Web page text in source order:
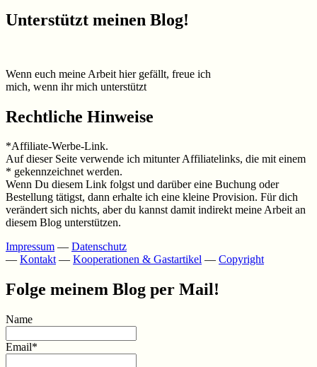
Unterstützt meinen Blog!
Wenn euch meine Arbeit hier gefällt, freue ich
mich, wenn ihr mich unterstützt
Rechtliche Hinweise
*Affiliate-Werbe-Link.
Auf dieser Seite verwende ich mitunter Affiliatelinks, die mit einem
* gekennzeichnet werden.
Wenn Du diesem Link folgst und darüber eine Buchung oder
Bestellung tätigst, dann erhalte ich eine kleine Provision. Für dich
verändert sich nichts, aber du kannst damit indirekt meine Arbeit an
diesem Blog unterstützen.
Impressum — Datenschutz
— Kontakt— Kooperationen & Gastartikel — Copyright
Folge meinem Blog per Mail!
Name
Email*